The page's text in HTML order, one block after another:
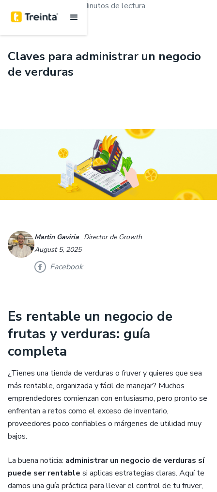
6 Minutos de lectura
Claves para administrar un negocio
de verduras
Martin Gaviria Director de Growth
August 5, 2025
Facebook
Es rentable un negocio de
frutas y verduras: guía
completa
¿Tienes una tienda de verduras o fruver y quieres que sea
más rentable, organizada y fácil de manejar? Muchos
emprendedores comienzan con entusiasmo, pero pronto se
enfrentan a retos como el exceso de inventario,
proveedores poco confiables o márgenes de utilidad muy
bajos.
La buena noticia: administrar un negocio de verduras sí
puede ser rentable si aplicas estrategias claras. Aquí te
damos una guía práctica para llevar el control de tu fruver,